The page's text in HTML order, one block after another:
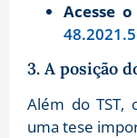
Acesse
3. A posição
Além do TST,
uma tese